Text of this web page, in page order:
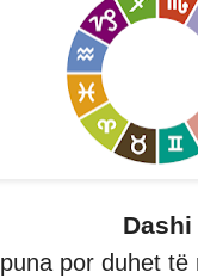
Dashi
por duhet të